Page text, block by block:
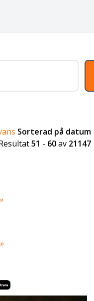
Sorterad på datum
51 - 60av 21147